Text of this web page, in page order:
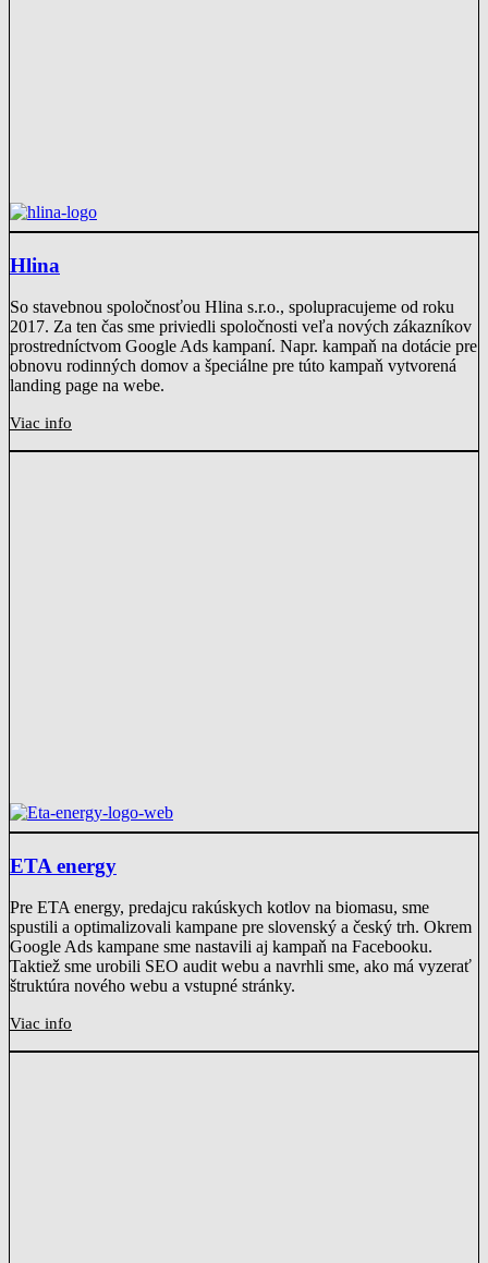
Hlina
So stavebnou spoločnosťou Hlina s.r.o., spolupracujeme od roku
2017. Za ten čas sme priviedli spoločnosti veľa nových zákazníkov
prostredníctvom Google Ads kampaní. Napr. kampaň na dotácie pre
obnovu rodinných domov a špeciálne pre túto kampaň vytvorená
landing page na webe.
Viac info
ETA energy
Pre ETA energy, predajcu rakúskych kotlov na biomasu, sme
spustili a optimalizovali kampane pre slovenský a český trh. Okrem
Google Ads kampane sme nastavili aj kampaň na Facebooku.
Taktiež sme urobili SEO audit webu a navrhli sme, ako má vyzerať
štruktúra nového webu a vstupné stránky.
Viac info